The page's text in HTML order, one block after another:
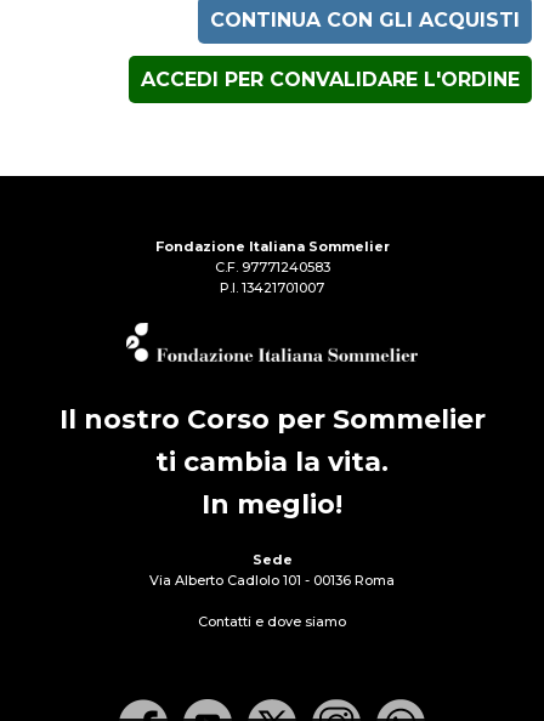
CONTINUA CON GLI ACQUISTI
ACCEDI PER CONVALIDARE L'ORDINE
Fondazione Italiana Sommelier
C.F. 97771240583
P.I. 13421701007
Il nostro Corso per Sommelier
ti cambia la vita.
In meglio!
Sede
Via Alberto Cadlolo 101 - 00136 Roma
Contatti e dove siamo